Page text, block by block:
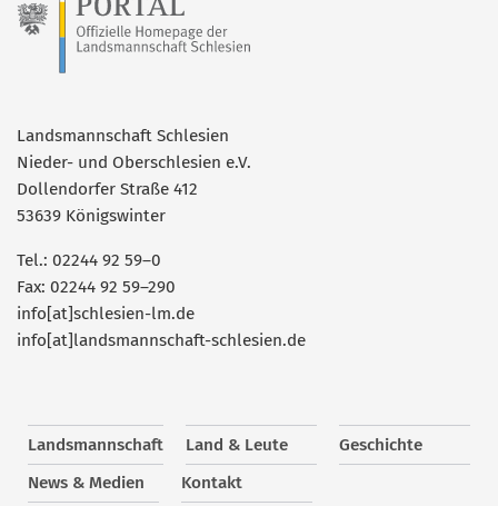
Landsmannschaft Schlesien
Nieder- und Oberschlesien e.V.
Dollendorfer Straße 412
53639 Königswinter
Tel.: 02244 92 59–0
Fax: 02244 92 59–290
info[at]schlesien-lm.de
info[at]landsmannschaft-schlesien.de
Landsmannschaft Land & Leute
Geschichte
News & Medien
Kontakt